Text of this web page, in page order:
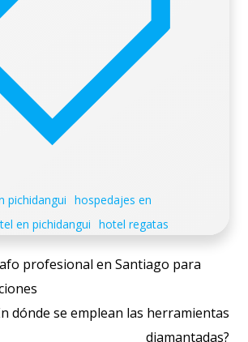
pichidangui hospedajes en
en pichidangui hotel regatas
profesional en Santiago para
dónde se emplean las herramientas
diamantadas?